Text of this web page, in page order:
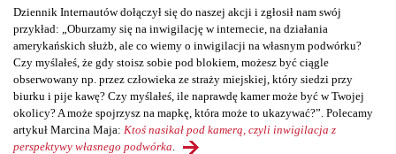
Dziennik Internautów dołączył się do naszej akcji i zgłosił nam swój
przykład: „Oburzamy się na inwigilację w internecie, na działania
amerykańskich służb, ale co wiemy o inwigilacji na własnym podwórku?
Czy myślałeś, że gdy stoisz sobie pod blokiem, możesz być ciągle
obserwowany np. przez człowieka ze straży miejskiej, który siedzi przy
biurku i pije kawę? Czy myślałeś, ile naprawdę kamer może być w Twojej
okolicy? A może spojrzysz na mapkę, która może to ukazywać?”. Polecamy
artykuł Marcina Maja: Ktoś nasikał pod kamerą, czyli inwigilacja z
perspektywy własnego podwórka